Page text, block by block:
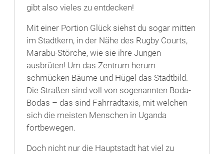
gibt also vieles zu entdecken!
Mit einer Portion Glück siehst du sogar mitten
im Stadtkern, in der Nähe des Rugby Courts,
Marabu-Störche, wie sie ihre Jungen
ausbrüten! Um das Zentrum herum
schmücken Bäume und Hügel das Stadtbild.
Die Straßen sind voll von sogenannten Boda-
Bodas – das sind Fahrradtaxis, mit welchen
sich die meisten Menschen in Uganda
fortbewegen.
Doch nicht nur die Hauptstadt hat viel zu